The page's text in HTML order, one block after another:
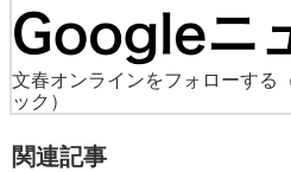
文春オンラインをフォローする
ック）
関連記事